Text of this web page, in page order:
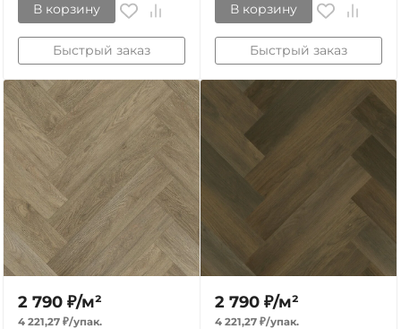
В корзину
Быстрый заказ
В корзину
Быстрый заказ
2 790 ₽/м²
4 221,27 ₽/упак.
2 790 ₽/м²
4 221,27 ₽/упак.